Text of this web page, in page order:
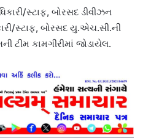
સ્ટાફ, બોરસદ ડીવીઝન
સ્ટાફ, બોરસદ યુ.એચ.સી.ની
ટીમ કામગીરીમાં જોડાયેલ.